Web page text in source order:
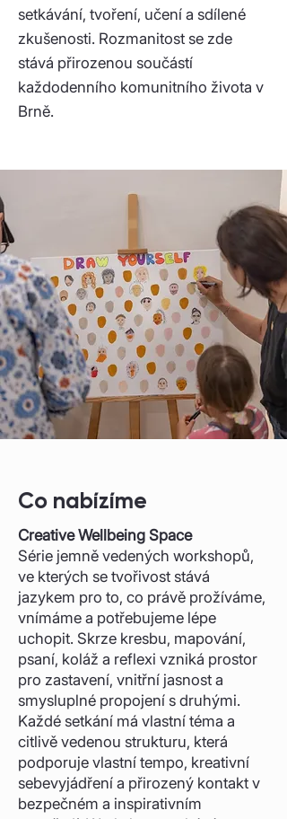
setkávání, tvoření, učení a sdílené
zkušenosti. Rozmanitost se zde
stává přirozenou součástí
každodenního komunitního života v
Brně.
Co nabízíme
Creative Wellbeing Space
Série jemně vedených workshopů,
ve kterých se tvořivost stává
jazykem pro to, co právě prožíváme,
vnímáme a potřebujeme lépe
uchopit. Skrze kresbu, mapování,
psaní, koláž a reflexi vzniká prostor
pro zastavení, vnitřní jasnost a
smysluplné propojení s druhými.
Každé setkání má vlastní téma a
citlivě vedenou strukturu, která
podporuje vlastní tempo, kreativní
sebevyjádření a přirozený kontakt v
bezpečném a inspirativním